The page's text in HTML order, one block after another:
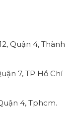
Quận 4, Thành
7, TP Hồ Chí
4, Tphcm.